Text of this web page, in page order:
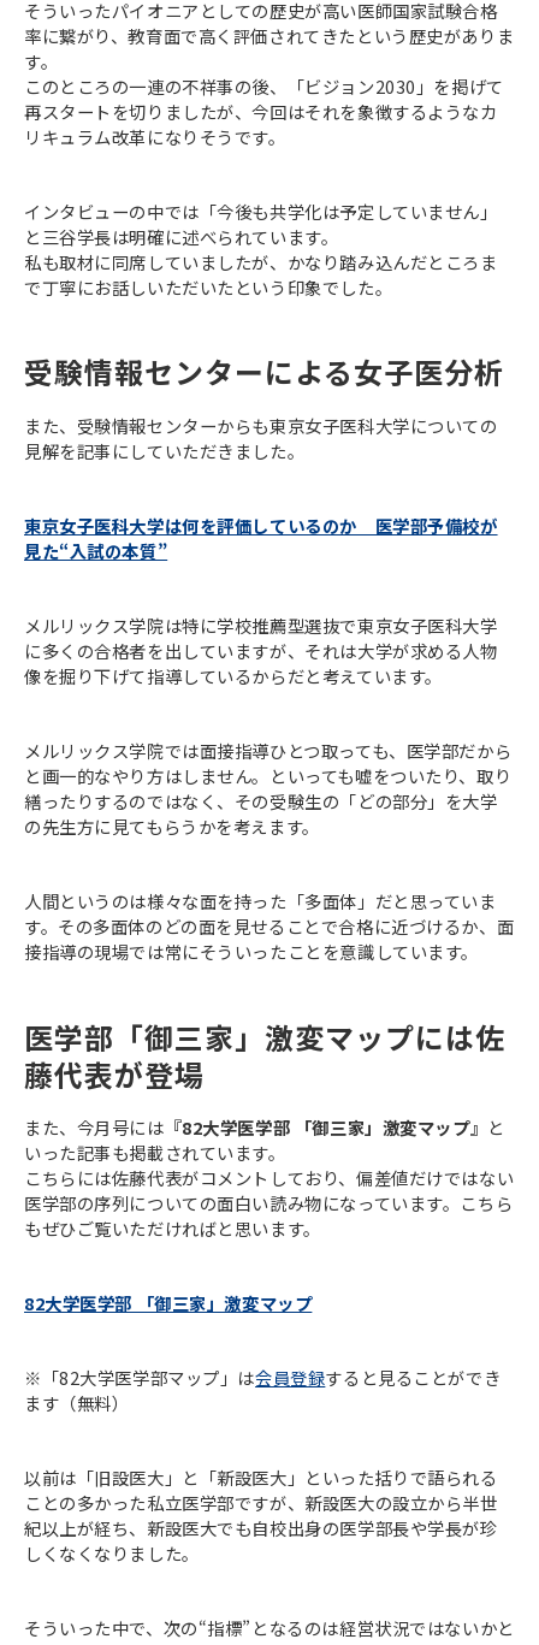
そういったパイオニアとしての歴史が高い医師国家試験合格
率に繋がり、教育面で高く評価されてきたという歴史がありま
す。
このところの一連の不祥事の後、「ビジョン2030」を掲げて
再スタートを切りましたが、今回はそれを象徴するようなカ
リキュラム改革になりそうです。
インタビューの中では「今後も共学化は予定していません」
と三谷学長は明確に述べられています。
私も取材に同席していましたが、かなり踏み込んだところま
で丁寧にお話しいただいたという印象でした。
受験情報センターによる女子医分析
また、受験情報センターからも東京女子医科大学についての
見解を記事にしていただきました。
東京女子医科大学は何を評価しているのか 医学部予備校が
見た“入試の本質”
メルリックス学院は特に学校推薦型選抜で東京女子医科大学
に多くの合格者を出していますが、それは大学が求める人物
像を掘り下げて指導しているからだと考えています。
メルリックス学院では面接指導ひとつ取っても、医学部だから
と画一的なやり方はしません。といっても嘘をついたり、取り
繕ったりするのではなく、その受験生の「どの部分」を大学
の先生方に見てもらうかを考えます。
人間というのは様々な面を持った「多面体」だと思っていま
す。その多面体のどの面を見せることで合格に近づけるか、面
接指導の現場では常にそういったことを意識しています。
医学部「御三家」激変マップには佐
藤代表が登場
また、今月号には 『82大学医学部 「御三家」激変マップ』 と
いった記事も掲載されています。
こちらには佐藤代表がコメントしており、偏差値だけではない
医学部の序列についての面白い読み物になっています。こちら
もぜひご覧いただければと思います。
82大学医学部 「御三家」激変マップ
※「82大学医学部マップ」は会員登録すると見ることができ
ます（無料）
以前は「旧設医大」と「新設医大」といった括りで語られる
ことの多かった私立医学部ですが、新設医大の設立から半世
紀以上が経ち、新設医大でも自校出身の医学部長や学長が珍
しくなくなりました。
そういった中で、次の“指標”となるのは経営状況ではないかと